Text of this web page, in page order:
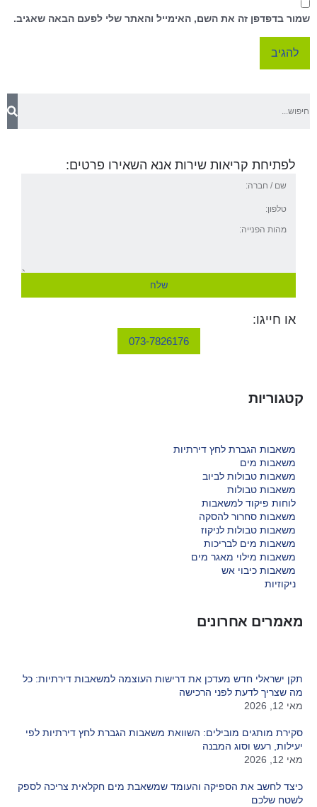
שמור בדפדפן זה את השם, האימייל והאתר שלי לפעם הבאה שאגיב.
לפתיחת קריאות שירות אנא השאירו פרטים:
שלח
או חייגו:
073-7826176
קטגוריות
משאבות הגברת לחץ דירתיות
משאבות מים
משאבות טבולות לביוב
משאבות טבולות
לוחות פיקוד למשאבות
משאבות סחרור להסקה
משאבות טבולות לניקוז
משאבות מים לבריכות
משאבות מילוי מאגר מים
משאבות כיבוי אש
ניקוזיות
מאמרים אחרונים
תקן ישראלי חדש מעדכן את דרישות העוצמה למשאבות דירתיות: כל
מה שצריך לדעת לפני הרכישה
מאי 12, 2026
סקירת מותגים מובילים: השוואת משאבות הגברת לחץ דירתיות לפי
יעילות, רעש וסוג המבנה
מאי 12, 2026
כיצד לחשב את הספיקה והעומד שמשאבת מים חקלאית צריכה לספק
לשטח שלכם